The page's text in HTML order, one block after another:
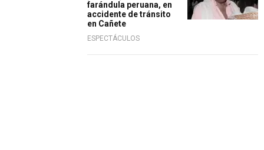
farándula peruana, en
accidente de tránsito
en Cañete
ESPECTÁCULOS